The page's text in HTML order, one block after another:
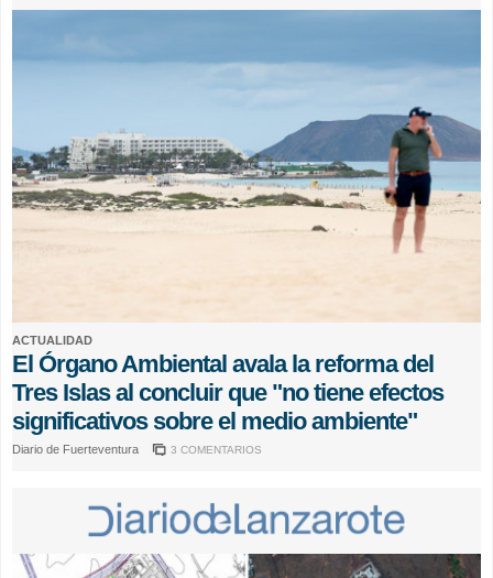
ACTUALIDAD
El Órgano Ambiental avala la reforma del
Tres Islas al concluir que "no tiene efectos
significativos sobre el medio ambiente"
Diario de Fuerteventura 3 COMENTARIOS